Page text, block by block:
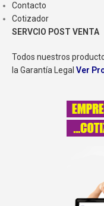
Contacto
Cotizador
SERVCIO POST VENTA
Todos nuestros
la Garantía Legal Ver